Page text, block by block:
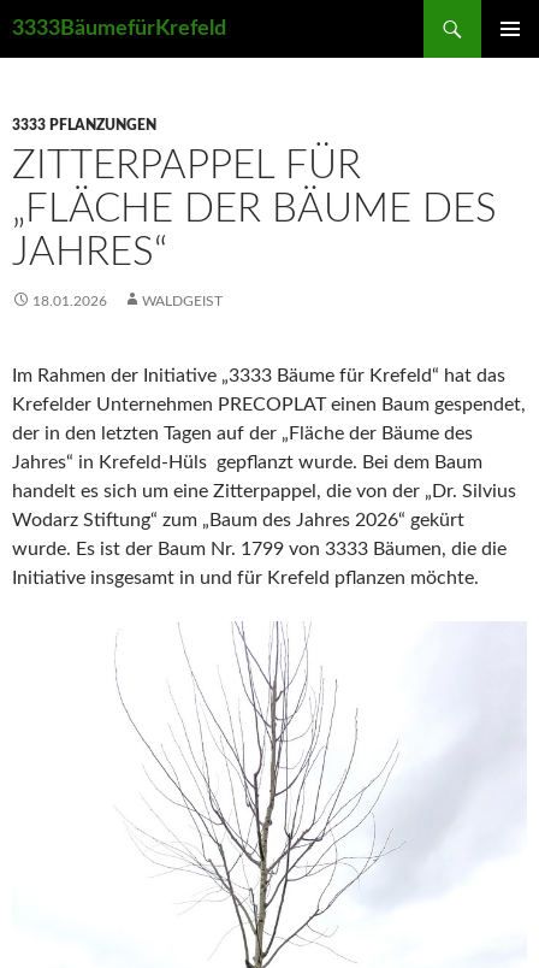
3333BäumefürKrefeld
3333 PFLANZUNGEN
ZITTERPAPPEL FÜR
„FLÄCHE DER BÄUME DES
JAHRES“
18.01.2026 WALDGEIST
Im Rahmen der Initiative „3333 Bäume für Krefeld“ hat das
Krefelder Unternehmen PRECOPLAT einen Baum gespendet,
der in den letzten Tagen auf der „Fläche der Bäume des
Jahres“ in Krefeld-Hüls gepflanzt wurde. Bei dem Baum
handelt es sich um eine Zitterpappel, die von der „Dr. Silvius
Wodarz Stiftung“ zum „Baum des Jahres 2026“ gekürt
wurde. Es ist der Baum Nr. 1799 von 3333 Bäumen, die die
Initiative insgesamt in und für Krefeld pflanzen möchte.